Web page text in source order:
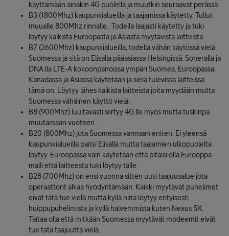
käyttämään ainakin 4G puolella ja muutkin seuraavat perässä.
B3 (1800Mhz) kaupunkialueilla ja taajamissa käytetty. Tullut
muualle 800Mhz rinnalle. Todella laajasti käytetty ja tuki
löytyy kaikista Euroopasta ja Asiasta myytävistä laitteista
B7 (2600Mhz) kaupunkialueilla, todella vähän käytössä vielä
Suomessa ja sitä on Elisalla pääasiassa Helsingissä. Soneralla ja
DNA:lla LTE-A kokoonpanoissa ympäri Suomea. Euroopassa,
Kanadassa ja Asiassa käytetään ja sielä tulevissa laitteissa
tämä on. Löytyy lähes kaikista laitteista joita myydään mutta
Suomessa vähäinen käyttö vielä.
B8 (900Mhz) luultavasti siirtyy 4G:lle myös mutta tuskinpa
muutamaan vuoteen...
B20 (800Mhz) jota Suomessa varmaan eniten. Ei yleensä
kaupunkialueilla paitsi Elisalla mutta taajamien ulkopuolelta
löytyy. Euroopassa vain käytetään että pitäisi olla Eurooppa
malli että laitteesta tuki löytyy tälle.
B28 (700Mhz) on ensi vuonna sitten uusi taajuusalue jota
operaattorit alkaa hyödyntämään. Kaikki myytävät puhelimet
eivät tätä tue vielä mutta kyllä niitä löytyy erityisesti
huippupuhelimista ja kyllä halvemmista kuten Nexus 5X.
Taitaa olla että mitkään Suomessa myytävät modeemit eivät
tue tätä taajuutta vielä.